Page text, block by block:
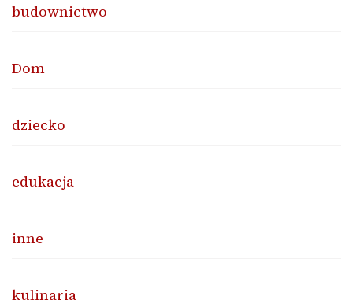
budownictwo
Dom
dziecko
edukacja
inne
kulinaria